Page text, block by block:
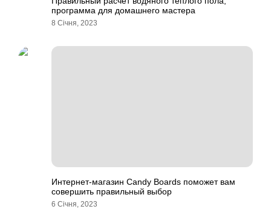
программа для домашнего мастера
8 Січня, 2023
Интернет-магазин Candy Boards поможет вам
совершить правильный выбор
6 Січня, 2023